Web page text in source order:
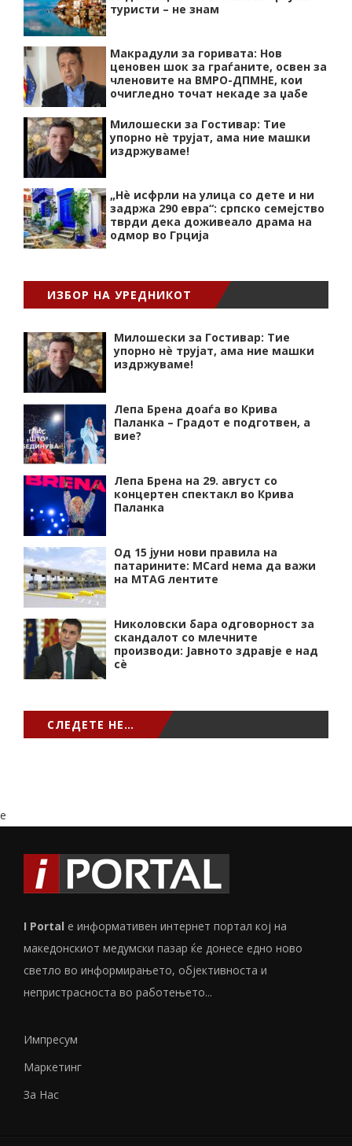
туристи – не знам
Макрадули за горивата: Нов
ценовен шок за граѓаните, освен за
членовите на ВМРО-ДПМНЕ, кои
очигледно точат некаде за џабе
Милошески за Гостивар: Тие
упорно нѐ трујат, ама ние машки
издржуваме!
„Нѐ исфрли на улица со дете и ни
задржа 290 евра“: српско семејство
тврди дека доживеало драма на
одмор во Грција
ИЗБОР НА УРЕДНИКОТ
Милошески за Гостивар: Тие
упорно нѐ трујат, ама ние машки
издржуваме!
Лепа Брена доаѓа во Крива
Паланка – Градот е подготвен, а
вие?
Лепа Брена на 29. август со
концертен спектакл во Крива
Паланка
Од 15 јуни нови правила на
патарините: MCard нема да важи
на MTAG лентите
Николовски бара одговорност за
скандалот со млечните
производи: Јавното здравје е над
сѐ
СЛЕДЕТЕ НЕ…
e
I Portal е информативен интернет портал кој на
македонскиот медумски пазар ќе донесе едно ново
светло во информирањето, објективноста и
непристрасноста во работењето...
Импресум
Маркетинг
За Нас